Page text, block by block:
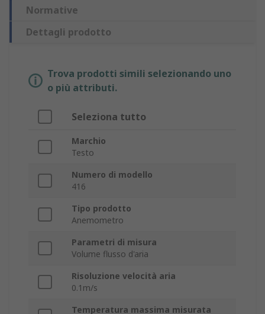
Normative
Dettagli prodotto
Trova prodotti simili selezionando uno
o più attributi.
Seleziona tutto
Marchio
Testo
Numero di modello
416
Tipo prodotto
Anemometro
Parametri di misura
Volume flusso d'aria
Risoluzione velocità aria
0.1m/s
Temperatura massima misurata